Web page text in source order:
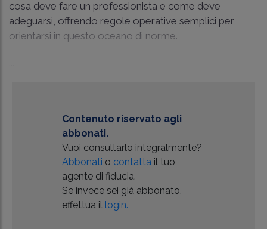
cosa deve fare un professionista e come deve
adeguarsi, offrendo regole operative semplici per
orientarsi in questo oceano di norme.
Contenuto riservato agli
abbonati.
Vuoi consultarlo integralmente?
Abbonati o contattail tuo
agente di fiducia.
Se invece sei già abbonato,
effettua il login.